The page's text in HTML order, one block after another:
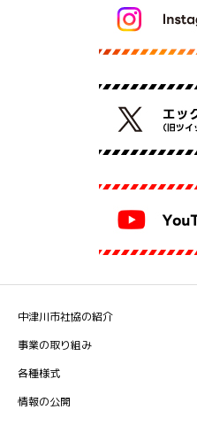
中津川市社協の紹介
事業の取り組み
各種様式
情報の公開